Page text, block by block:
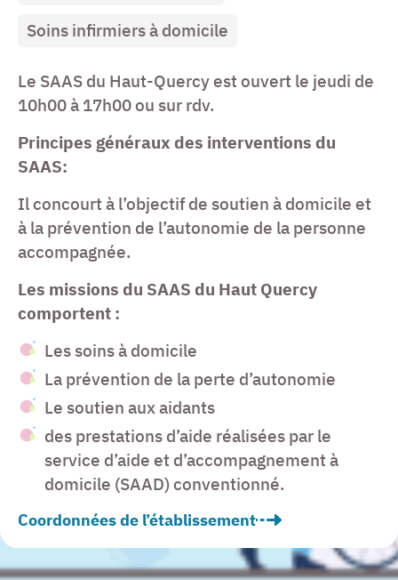
Soins infirmiers à domicile
Le SAAS du Haut-Quercy est ouvert le jeudi de
10h00 à 17h00 ou sur rdv.
Principes généraux des interventions du
SAAS:
Il concourt à l’objectif de soutien à domicile et
à la prévention de l’autonomie de la personne
accompagnée.
Les missions du SAAS du Haut Quercy
comportent :
Les soins à domicile
La prévention de la perte d’autonomie
Le soutien aux aidants
des prestations d’aide réalisées par le
service d’aide et d’accompagnement à
domicile (SAAD) conventionné.
Coordonnées de l’établissement